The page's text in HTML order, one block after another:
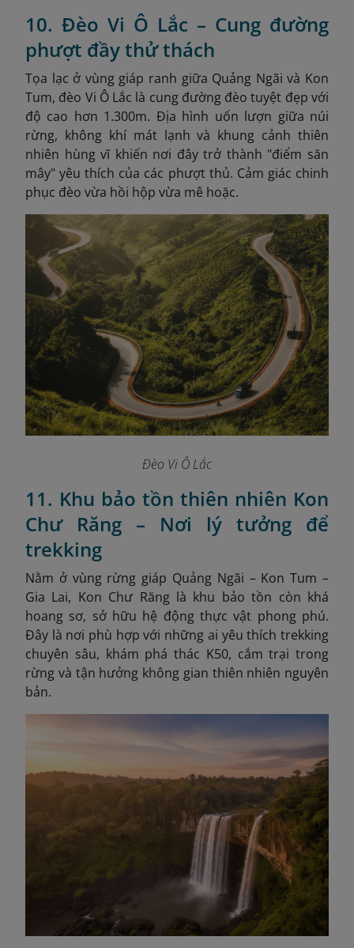
10. Đèo Vi Ô Lắc – Cung đường
phượt đầy thử thách
Tọa lạc ở vùng giáp ranh giữa Quảng Ngãi và Kon
Tum, đèo Vi Ô Lắc là cung đường đèo tuyệt đẹp với
độ cao hơn 1.300m. Địa hình uốn lượn giữa núi
rừng, không khí mát lạnh và khung cảnh thiên
nhiên hùng vĩ khiến nơi đây trở thành "điểm săn
mây" yêu thích của các phượt thủ. Cảm giác chinh
phục đèo vừa hồi hộp vừa mê hoặc.
Đèo Vi Ô Lắc
11. Khu bảo tồn thiên nhiên Kon
Chư Răng – Nơi lý tưởng để
trekking
Nằm ở vùng rừng giáp Quảng Ngãi – Kon Tum –
Gia Lai, Kon Chư Răng là khu bảo tồn còn khá
hoang sơ, sở hữu hệ động thực vật phong phú.
Đây là nơi phù hợp với những ai yêu thích trekking
chuyên sâu, khám phá thác K50, cắm trại trong
rừng và tận hưởng không gian thiên nhiên nguyên
bản.